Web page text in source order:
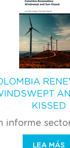
KISSED
informe
LEA MÁS